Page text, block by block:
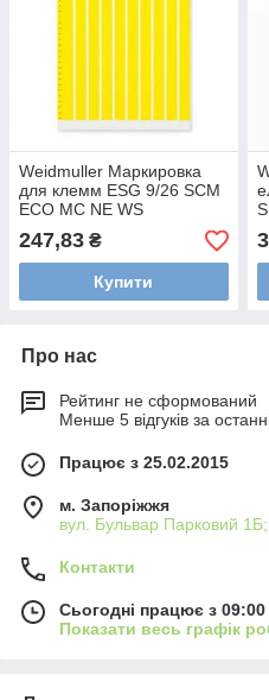
Weidmuller Маркировка
для клемм ESG 9/26 SCM
ECO MC NE WS
1520980000
247,83 ₴
Купити
Про нас
Рейтинг не сформований
Менше 5 відгуків за
Працює з 25.02.2015
м. Запоріжжя
вул. Бульвар Парковий
Контакти
Сьогодні працює з
Показати весь графік